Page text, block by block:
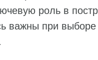
роль в
важны при выборе